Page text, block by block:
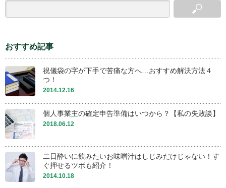
おすすめ記事
祝儀袋の字が下手で苦痛な方へ…おすすめ解決方法４
つ！
2014.12.16
個人事業主の確定申告準備はいつから？【私の失敗談】
2018.06.12
二日酔いに飲みたいお味噌汁はしじみだけじゃない！す
ぐ押せるツボも紹介！
2014.10.18